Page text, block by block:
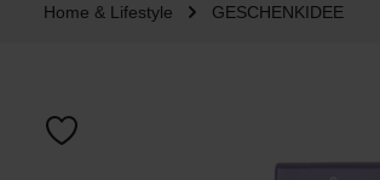
Home & Lifestyle GESCHENKIDEE